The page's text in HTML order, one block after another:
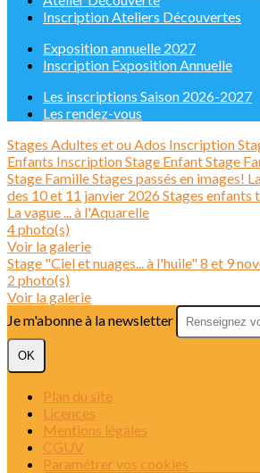
Inscription Ateliers Découvertes
Exposition annuelle 2027
Inscription Exposition Annuelle
Les inscriptions Saison 2026-2027
Les rendez-vous
Stages Adultes et ou Ados Inscription
Enfants Inscription Stage EnfantStage
Stage FamilleStages passés en images!
des 10 et 11 janvier 2026Stages enfants
La vague ... à l'Aquarelle
4 photo(s)
Voir la galerie
Stage "Ciel et nuages... à l'huile" 8 et 9
2 photo(s)
Voir la galerie
Je m'abonne à la newsletter
OK
Plan du site
Licences
Mentions légales
CGUV
Paramétrer vos cookies